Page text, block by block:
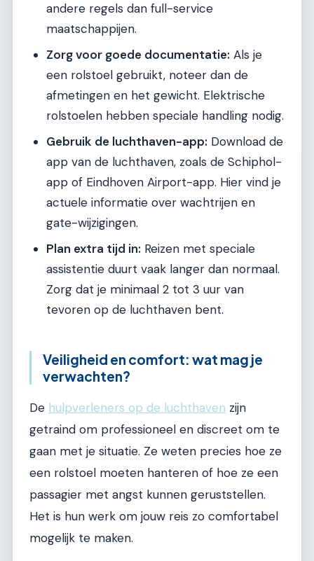
andere regels dan full-service
maatschappijen.
Zorg voor goede documentatie: Als je
een rolstoel gebruikt, noteer dan de
afmetingen en het gewicht. Elektrische
rolstoelen hebben speciale handling nodig.
Gebruik de luchthaven-app: Download de
app van de luchthaven, zoals de Schiphol-
app of Eindhoven Airport-app. Hier vind je
actuele informatie over wachtrijen en
gate-wijzigingen.
Plan extra tijd in: Reizen met speciale
assistentie duurt vaak langer dan normaal.
Zorg dat je minimaal 2 tot 3 uur van
tevoren op de luchthaven bent.
Veiligheid en comfort: wat mag je
verwachten?
De hulpverleners op de luchthaven zijn
getraind om professioneel en discreet om te
gaan met je situatie. Ze weten precies hoe ze
een rolstoel moeten hanteren of hoe ze een
passagier met angst kunnen geruststellen.
Het is hun werk om jouw reis zo comfortabel
mogelijk te maken.